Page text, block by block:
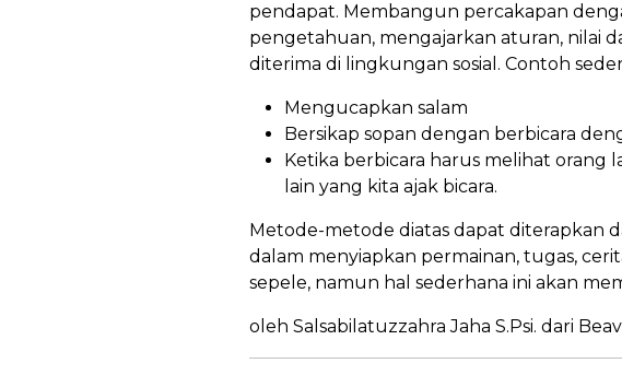
pendapat. Membangun percakapan
pengetahuan, mengajarkan aturan, nilai
diterima di lingkungan sosial. Contoh
Mengucapkan salam
Bersikap sopan dengan berbicara
Ketika berbicara harus melihat orang
lain yang kita ajak bicara.
Metode-metode diatas dapat diterapkan
dalam menyiapkan permainan, tugas,
sepele, namun hal sederhana ini akan
oleh Salsabilatuzzahra Jaha S.Psi. dari